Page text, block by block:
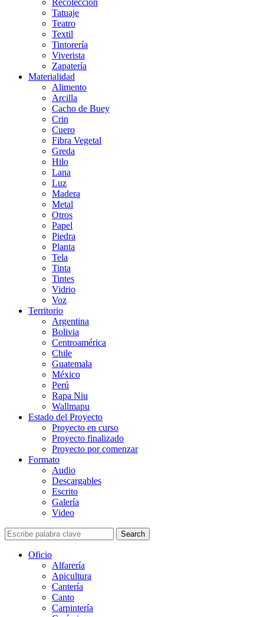
Tatuaje
Teatro
Textil
Tintorería
Viverista
Zapatería
Materialidad
Alimento
Arcilla
Cacho de Buey
Crin
Cuero
Fibra Vegetal
Greda
Hilo
Lana
Luz
Madera
Metal
Otros
Papel
Piedra
Planta
Tela
Tinta
Tintes
Vidrio
Voz
Territorio
Argentina
Bolivia
Centroamérica
Chile
Guatemala
México
Perú
Rapa Niu
Wallmapu
Estado del Proyecto
Proyecto en curso
Proyecto finalizado
Proyecto por comenzar
Formato
Audio
Descargables
Escrito
Galería
Video
Search
Oficio
Alfarería
Apicultura
Cantería
Canto
Carpintería